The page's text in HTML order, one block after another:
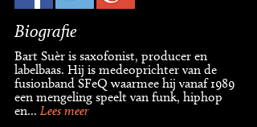
Biografie
Bart Suèr is saxofonist, producer en
labelbaas. Hij is medeoprichter van de
fusionband SFeQ waarmee hij vanaf 1989
een mengeling speelt van funk, hiphop
en... Lees meer